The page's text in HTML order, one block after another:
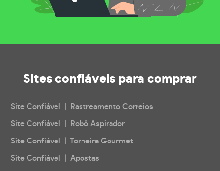
Sites confiáveis para comprar
Site Confiável | Rastreamento Correios
Site Confiável | Robô Aspirador
Site Confiável | Torneira Gourmet
Site Confiável | Apostas